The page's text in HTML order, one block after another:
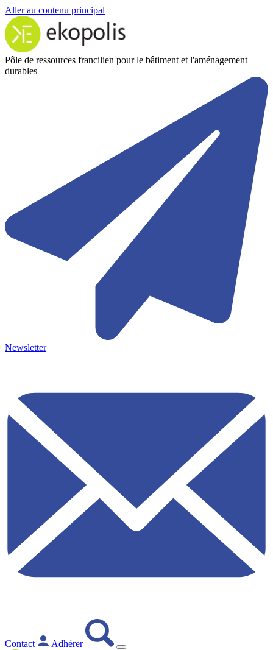
Aller au contenu principal
Pôle de ressources francilien pour le bâtiment et l'aménagement
durables
Newsletter
Contact Adhérer